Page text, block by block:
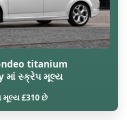
titanium
માં સ્ક્રેપ મૂલ્ય
મૂલ્ય £310 છે